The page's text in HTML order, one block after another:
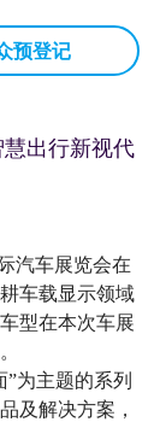
预登记
出行新视代
汽车展览会在
车载显示领域
型在本次车展
为主题的系列
及解决方案，